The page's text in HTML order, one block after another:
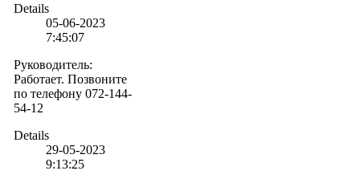
Details
05-06-2023
7:45:07
Руководитель:
Работает. Позвоните
по телефону 072-144-
54-12
Details
29-05-2023
9:13:25